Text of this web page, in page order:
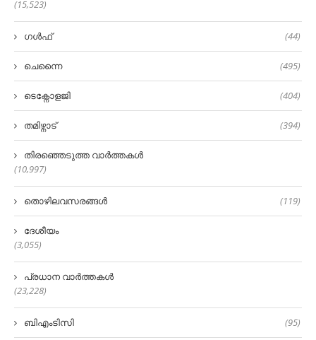
(15,523)
ഗൾഫ് (44)
ചെന്നൈ (495)
ടെക്നോളജി (404)
തമിഴ്നാട് (394)
തിരഞ്ഞെടുത്ത വാർത്തകൾ
(10,997)
തൊഴിലവസരങ്ങൾ (119)
ദേശീയം
(3,055)
പ്രധാന വാർത്തകൾ
(23,228)
ബിഎംടിസി (95)